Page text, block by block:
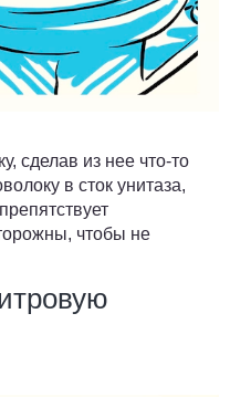
сделав из нее что-то
в сток унитаза,
чтобы не